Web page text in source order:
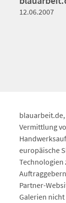
12.06.2007
Vermittlung
europäische
Technologien
Partner-
Galerien